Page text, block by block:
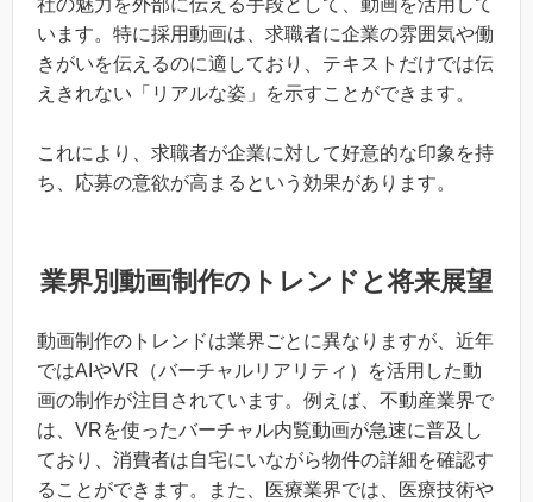
います。特に採用動画は、求職者に企業の雰囲気や働
きがいを伝えるのに適しており、テキストだけでは伝
えきれない「リアルな姿」を示すことができます。
これにより、求職者が企業に対して好意的な印象を持
ち、応募の意欲が高まるという効果があります。
業界別動画制作のトレンドと将来展望
動画制作のトレンドは業界ごとに異なりますが、近年
ではAIやVR（バーチャルリアリティ）を活用した動
画の制作が注目されています。例えば、不動産業界で
は、VRを使ったバーチャル内覧動画が急速に普及し
ており、消費者は自宅にいながら物件の詳細を確認す
ることができます。また、医療業界では、医療技術や